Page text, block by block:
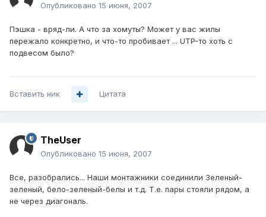
Опубликовано 15 июня, 2007
Пэшка - вряд-ли. А что за хомуты? Может у вас жилы
пережало конкретно, и что-то пробивает ... UTP-то хоть с
подвесом было?
Вставить ник Цитата
TheUser
Опубликовано 15 июня, 2007
Все, разобрались... Наши монтажники соединили Зеленый-
зеленый, бело-зеленый-белы и т.д. Т.е. пары стояли рядом, а
не через диагональ.